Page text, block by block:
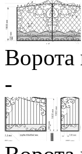
Ворота
-